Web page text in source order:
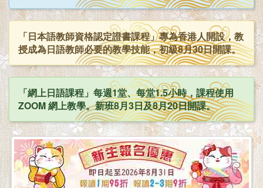
「日本語教師資格認定證書課程」專為香港人開設，教
授成為日語教師必要的教學技能，初級8月30日開課。
「網上日語課程」每週1堂、每堂1.5小時，課程使用
ZOOM 網上教學。新班8月3日及8月20日開課。